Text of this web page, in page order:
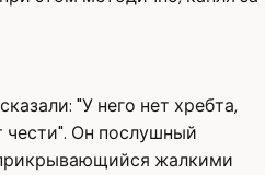
"У него нет хребта,
чести". Он послушный
жалкими